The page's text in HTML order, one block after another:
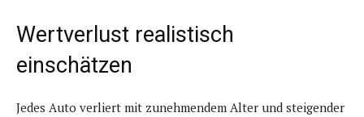
Wertverlust realistisch
einschätzen
Jedes Auto verliert mit zunehmendem Alter und steigender